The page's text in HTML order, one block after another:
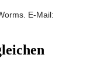
E-Mail: